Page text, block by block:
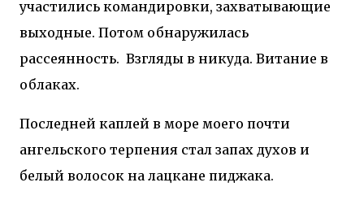
участились командировки, захватывающие
выходные. Потом обнаружилась
рассеянность. Взгляды в никуда. Витание в
облаках.
Последней каплей в море моего почти
ангельского терпения стал запах духов и
белый волосок на лацкане пиджака.